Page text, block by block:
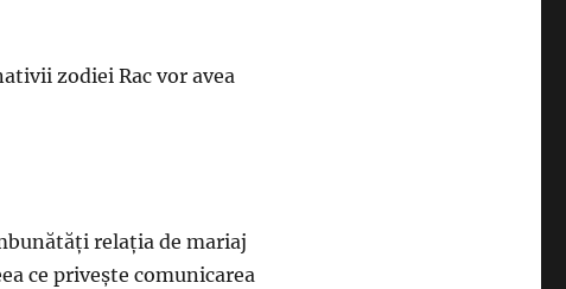
zodiei Rac vor avea
relația de mariaj
ce privește comunicarea